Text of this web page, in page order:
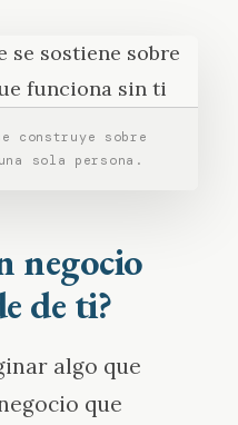
construye sobre
sola persona.
negocio
de ti?
algo que
que